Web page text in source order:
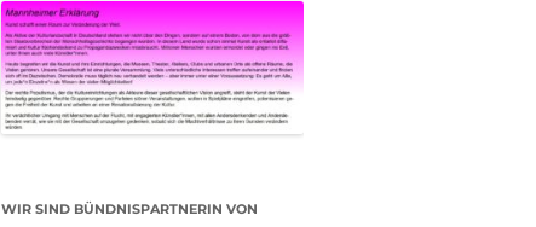
WIR SIND BÜNDNISPARTNERIN VON